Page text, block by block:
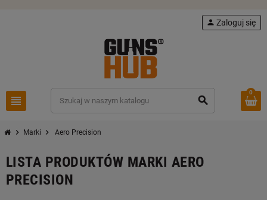
view_headline search
person Zaloguj się
0
chevron_right Marki chevron_right Aero Precision
LISTA PRODUKTÓW MARKI AERO
PRECISION